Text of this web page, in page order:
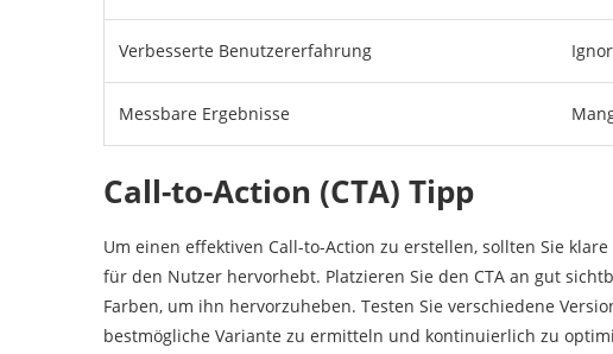
Verbesserte Benutzererfahrung
Messbare Ergebnisse
Call-to-Action (CTA) Tipp
Um einen effektiven Call-to-Action zu erstellen, sollten Sie
für den Nutzer hervorhebt. Platzieren Sie den CTA an gut
Farben, um ihn hervorzuheben. Testen Sie verschiedene
bestmögliche Variante zu ermitteln und kontinuierlich zu